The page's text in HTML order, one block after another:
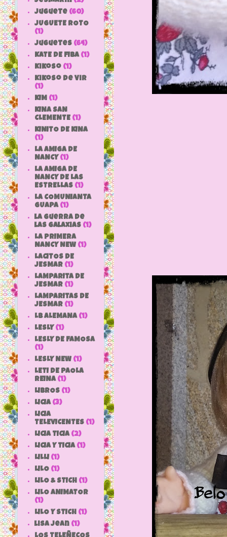
juguete (60)
JUGUETE ROTO
(1)
Juguetes (64)
KATE DE FIBA (1)
Kikoso (1)
Kikoso de Vir
(1)
KIM (1)
KINA SAN
CLEMENTE (1)
KINITO DE KINA
(1)
LA AMIGA DE
NANCY (1)
LA AMIGA DE
NANCY DE LAS
ESTRELLAS (1)
LA COMUNIANTA
GUAPA (1)
la guerra de
las galaxias (1)
LA PRIMERA
NANCY NEW (1)
LACITOS DE
JESMAR (1)
LAMPARITA DE
JESMAR (1)
LAMPARITAS DE
JESMAR (1)
LB ALEMANA (1)
LESLY (1)
LESLY DE FAMOSA
(1)
LESLY NEW (1)
LETI DE PAOLA
REINA (1)
LIBROS (1)
LICIA (3)
LICIA
TELEVICENTES (1)
LICIA TICIA (2)
LICIA Y TICIA (1)
LILLI (1)
LILO (1)
LILO & STICH (1)
LILO ANIMATOR
(1)
LILO Y STICH (1)
lisa jean (1)